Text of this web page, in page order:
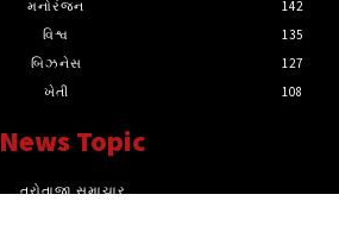
મનોરંજન
142
વિશ્વ
135
બિઝનેસ
127
ખેતી
108
News Topic
તરોતાજા સમાચાર